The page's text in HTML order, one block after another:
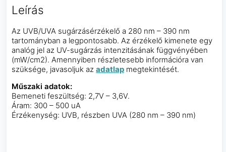
Leírás
Az UVB/UVA sugárzásérzékelő a 280 nm – 390 nm
tartományban a legpontosabb. Az érzékelő kimenete egy
analóg jel az UV-sugárzás intenzitásának függvényében
(mW/cm2). Amennyiben részletesebb információra van
szüksége, javasoljuk az adatlap megtekintését.
Műszaki adatok:
Bemeneti feszültség: 2,7V – 3,6V.
Áram: 300 – 500 uA
Érzékenység: UVB, részben UVA (280 nm – 390 nm)